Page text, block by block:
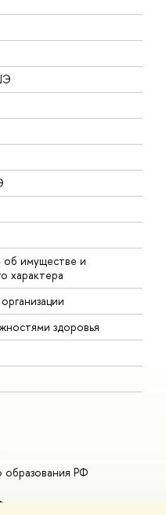
об имуществе и
характера
здоровья
образования РФ